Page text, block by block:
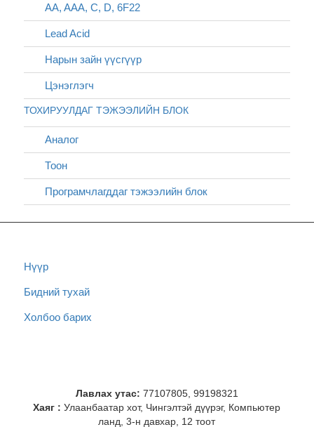
AA, AAA, C, D, 6F22
Lead Acid
Нарын зайн үүсгүүр
Цэнэглэгч
ТОХИРУУЛДАГ ТЭЖЭЭЛИЙН БЛОК
Аналог
Тоон
Програмчлагддаг тэжээлийн блок
Нүүр
Бидний тухай
Холбоо барих
Лавлах утас: 77107805, 99198321
Хаяг : Улаанбаатар хот, Чингэлтэй дүүрэг, Компьютер
ланд, 3-н давхар, 12 тоот